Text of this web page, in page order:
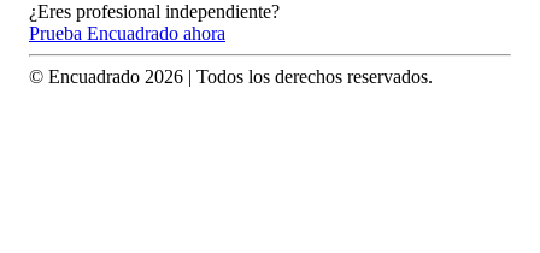
¿Eres profesional independiente?
Prueba Encuadrado ahora
© Encuadrado 2026 | Todos los derechos reservados.